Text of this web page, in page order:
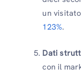
un
123%.
Dati
con il